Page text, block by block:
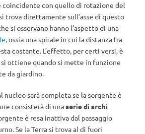
coincidente con quello di rotazione del
trova direttamente sull’asse di questo
si osservano hanno l’aspetto di una
, ossia una spirale in cui la distanza fra
costante. L’effetto, per certi versi, è
ottiene quando si mette in funzione
da giardino.
nucleo sarà completa se la sorgente è
consisterà di unaserie di archi
è resa inattiva dal passaggio
Se la Terra si trova al di fuori